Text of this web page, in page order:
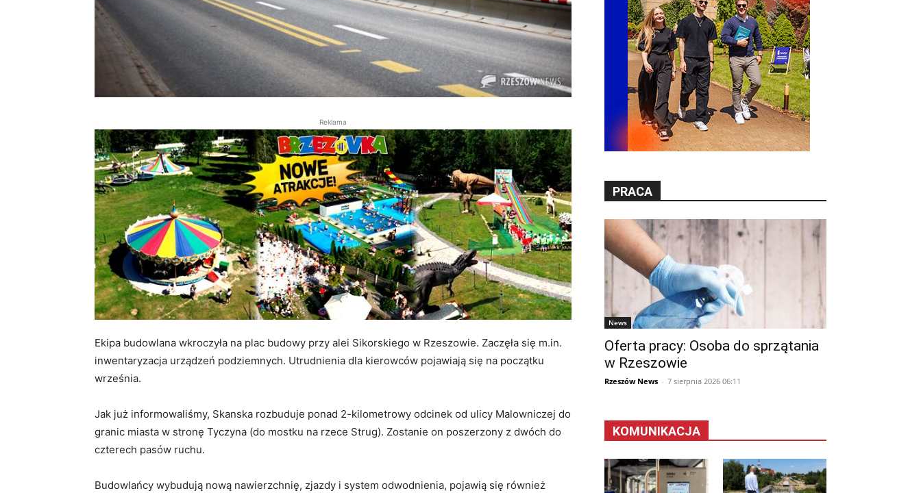
Reklama
Ekipa budowlana wkroczyła na plac budowy przy alei Sikorskiego w Rzeszowie. Zaczęła się m.in.
inwentaryzacja urządzeń podziemnych. Utrudnienia dla kierowców pojawiają się na początku
września.
Jak już informowaliśmy, Skanska rozbuduje ponad 2-kilometrowy odcinek od ulicy Malowniczej do
granic miasta w stronę Tyczyna (do mostku na rzece Strug). Zostanie on poszerzony z dwóch do
czterech pasów ruchu.
Budowlańcy wybudują nową nawierzchnię, zjazdy i system odwodnienia, pojawią się również
PRACA
News
Oferta pracy: Osoba do sprzątania
w Rzeszowie
Rzeszów News - 7 sierpnia 2026 06:11
KOMUNIKACJA